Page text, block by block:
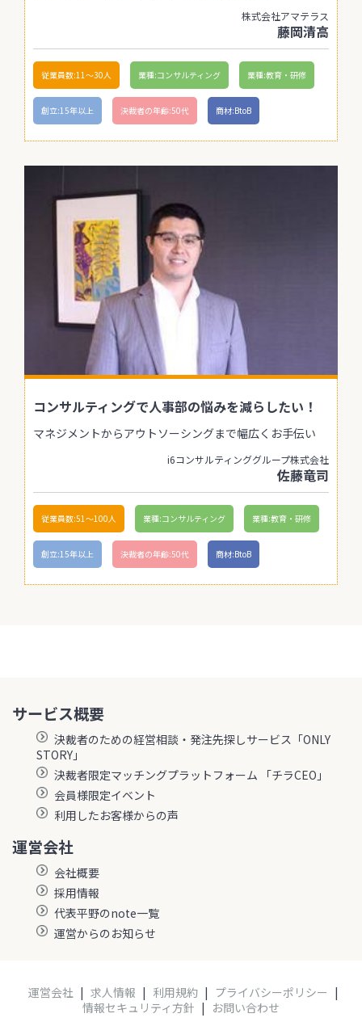
株式会社アマテラス
藤岡清高
従業員数:11〜30人 業種:コンサルティング 業種:教育・研修
創立:15年以上 決裁者の年齢:50代 商材:BtoB
コンサルティングで人事部の悩みを減らしたい！
マネジメントからアウトソーシングまで幅広くお手伝い
i6コンサルティンググループ株式会社
佐藤竜司
従業員数:51〜100人 業種:コンサルティング 業種:教育・研修
創立:15年以上 決裁者の年齢:50代 商材:BtoB
サービス概要
決裁者のための経営相談・発注先探しサービス「ONLY
STORY」
決裁者限定マッチングプラットフォーム 「チラCEO」
会員様限定イベント
利用したお客様からの声
運営会社
会社概要
採用情報
代表平野のnote一覧
運営からのお知らせ
運営会社 | 求人情報 | 利用規約 | プライバシーポリシー |
情報セキュリティ方針 | お問い合わせ